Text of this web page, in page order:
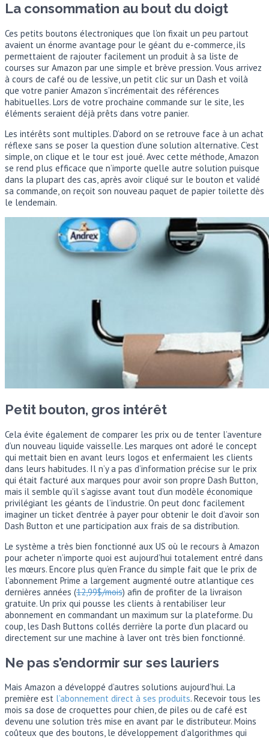
La consommation au bout du doigt
Ces petits boutons électroniques que l’on fixait un peu partout
avaient un énorme avantage pour le géant du e-commerce, ils
permettaient de rajouter facilement un produit à sa liste de
courses sur Amazon par une simple et brève pression. Vous arrivez
à cours de café ou de lessive, un petit clic sur un Dash et voilà
que votre panier Amazon s’incrémentait des références
habituelles. Lors de votre prochaine commande sur le site, les
éléments seraient déjà prêts dans votre panier.
Les intérêts sont multiples. D’abord on se retrouve face à un achat
réflexe sans se poser la question d’une solution alternative. C’est
simple, on clique et le tour est joué. Avec cette méthode, Amazon
se rend plus efficace que n’importe quelle autre solution puisque
dans la plupart des cas, après avoir cliqué sur le bouton et validé
sa commande, on reçoit son nouveau paquet de papier toilette dès
le lendemain.
Petit bouton, gros intérêt
Cela évite également de comparer les prix ou de tenter l’aventure
d’un nouveau liquide vaisselle. Les marques ont adoré le concept
qui mettait bien en avant leurs logos et enfermaient les clients
dans leurs habitudes. Il n’y a pas d’information précise sur le prix
qui était facturé aux marques pour avoir son propre Dash Button,
mais il semble qu’il s’agisse avant tout d’un modèle économique
privilégiant les géants de l’industrie. On peut donc facilement
imaginer un ticket d’entrée à payer pour obtenir le doit d’avoir son
Dash Button et une participation aux frais de sa distribution.
Le système a très bien fonctionné aux US où le recours à Amazon
pour acheter n’importe quoi est aujourd’hui totalement entré dans
les mœurs. Encore plus qu’en France du simple fait que le prix de
l’abonnement Prime a largement augmenté outre atlantique ces
dernières années (12,99$/mois) afin de profiter de la livraison
gratuite. Un prix qui pousse les clients à rentabiliser leur
abonnement en commandant un maximum sur la plateforme. Du
coup, les Dash Buttons collés derrière la porte d’un placard ou
directement sur une machine à laver ont très bien fonctionné.
Ne pas s’endormir sur ses lauriers
Mais Amazon a développé d’autres solutions aujourd’hui. La
première est l’abonnement direct à ses produits. Recevoir tous les
mois sa dose de croquettes pour chien, de piles ou de café est
devenu une solution très mise en avant par le distributeur. Moins
coûteux que des boutons, le développement d’algorithmes qui